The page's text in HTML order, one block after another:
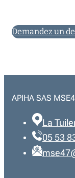
Demandez un
APIHA SAS
La
05 53